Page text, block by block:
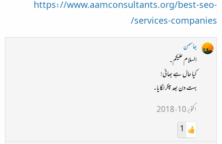
https://www.aamconsultants.org/best-seo-
services-companies/
جاسمن
السلام علیکم۔
کیا حال ہے بھائی!
بہت دن بعد چکر لگایا۔
اکتوبر 10، 2018
1